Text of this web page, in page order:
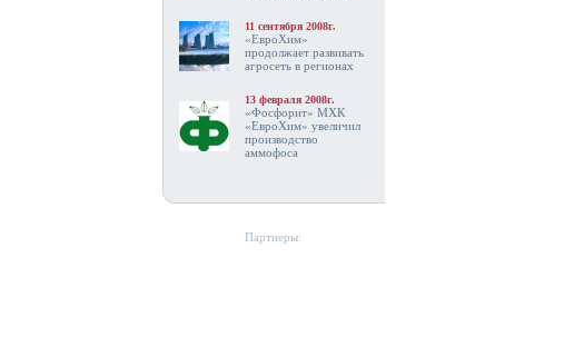
11 сентября 2008г.
«ЕвроХим»
продолжает развивать
агросеть в регионах
13 февраля 2008г.
«Фосфорит» МХК
«ЕвроХим» увеличил
производство
аммофоса
Партнеры: